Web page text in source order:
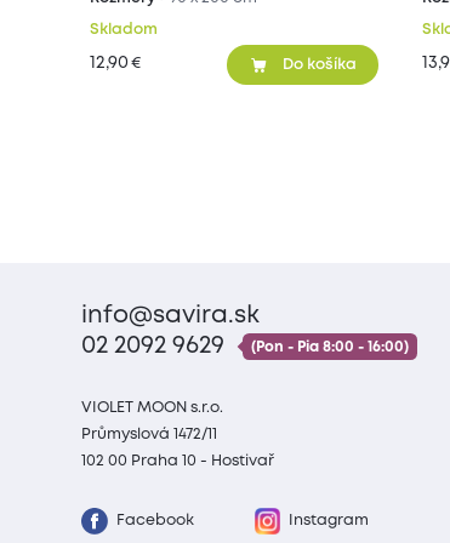
Skladom
12,90 € Do košíka
info@savira.sk
02 2092 9629
(Pon - Pia 8:00 - 16:00)
VIOLET MOON s.r.o.
Průmyslová 1472/11
102 00 Praha 10 - Hostivař
Facebook Instagram